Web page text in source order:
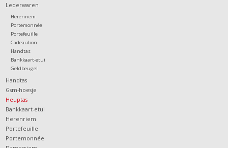
Lederwaren
Herenriem
Portemonnée
Portefeuille
Cadeaubon
Handtas
Bankkaart-etui
Geldbeugel
Handtas
Gsm-hoesje
Heuptas
Bankkaart-etui
Herenriem
Portefeuille
Portemonnée